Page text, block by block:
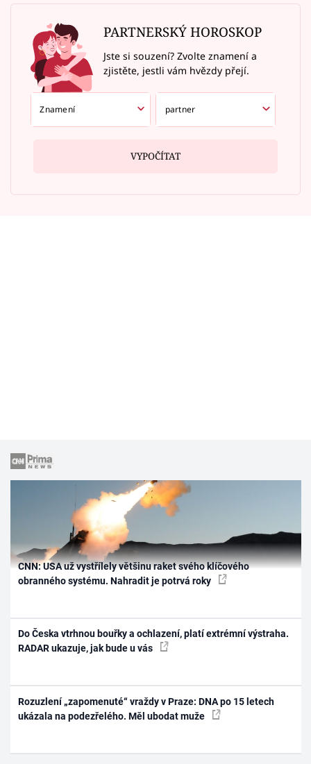
PARTNERSKÝ HOROSKOP
Jste si souzení? Zvolte znamení a
zjistěte, jestli vám hvězdy přejí.
VYPOČÍTAT
CNN: USA už vystřílely většinu raket svého klíčového
obranného systému. Nahradit je potrvá roky
Do Česka vtrhnou bouřky a ochlazení, platí extrémní výstraha.
RADAR ukazuje, jak bude u vás
Rozuzlení „zapomenuté“ vraždy v Praze: DNA po 15 letech
ukázala na podezřelého. Měl ubodat muže